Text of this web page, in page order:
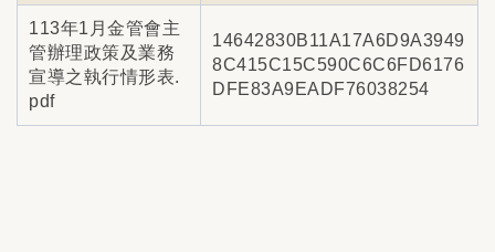
113年1月金管會主
管辦理政策及業務
宣導之執行情形表.
pdf
14642830B11A17A6D9A3949
8C415C15C590C6C6FD6176
DFE83A9EADF76038254